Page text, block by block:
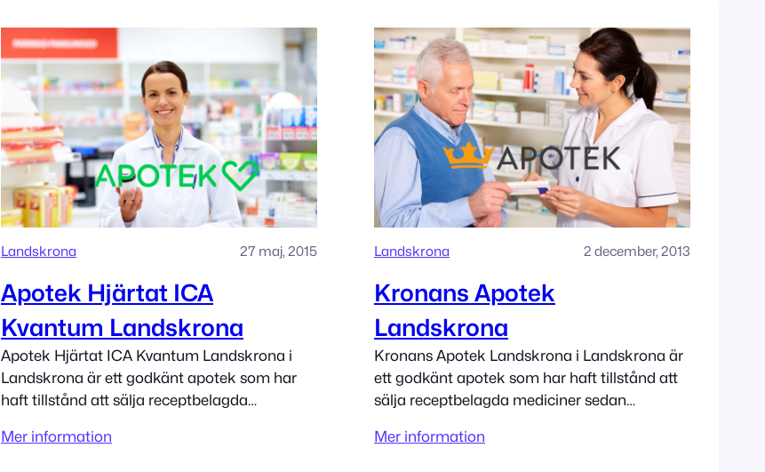
Landskrona 27 maj, 2015
Apotek Hjärtat ICA
Kvantum Landskrona
Apotek Hjärtat ICA Kvantum Landskrona i
Landskrona är ett godkänt apotek som har
haft tillstånd att sälja receptbelagda
Östervångsplan 10 261 44 Landskrona
Mer information
Landskrona 2 december, 2013
Kronans Apotek
Landskrona
Kronans Apotek Landskrona i Landskrona är
ett godkänt apotek som har haft tillstånd att
sälja receptbelagda mediciner sedan
Landskrona Tillståndet innehas av Kronans
Mer information